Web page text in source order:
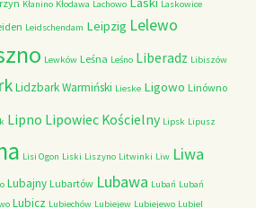
Kłanino Kłodawa Lachowo
Laskowice
Leidschendam Leipzig Lelewo
Lewków Leśna Leśno Liberadz Libiszów
Lidzbark Warmiński Lieske Ligowo Linówno
Lipno Lipowiec Kościelny Lipsk Lipusz
Lisi Ogon Liski Liszyno Litwinki Liw Liwa
Lubajny Lubartów Lubawa Lubań Lubań
Lubicz Lubiechów Lubiejew Lubiejewo Lubiel